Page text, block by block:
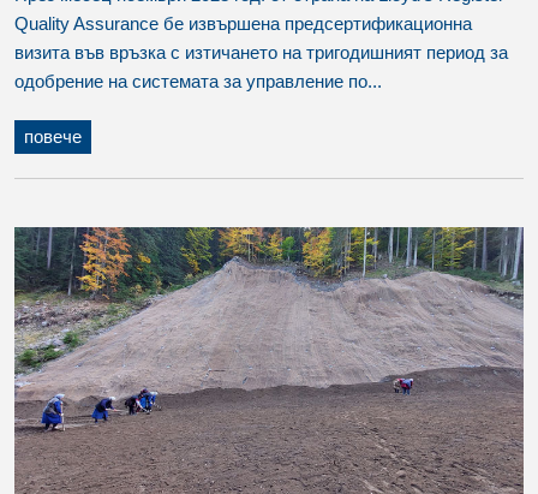
Quality Assurance бе извършена предсертификационна
визита във връзка с изтичането на тригодишният период за
одобрение на системата за управление по...
повече